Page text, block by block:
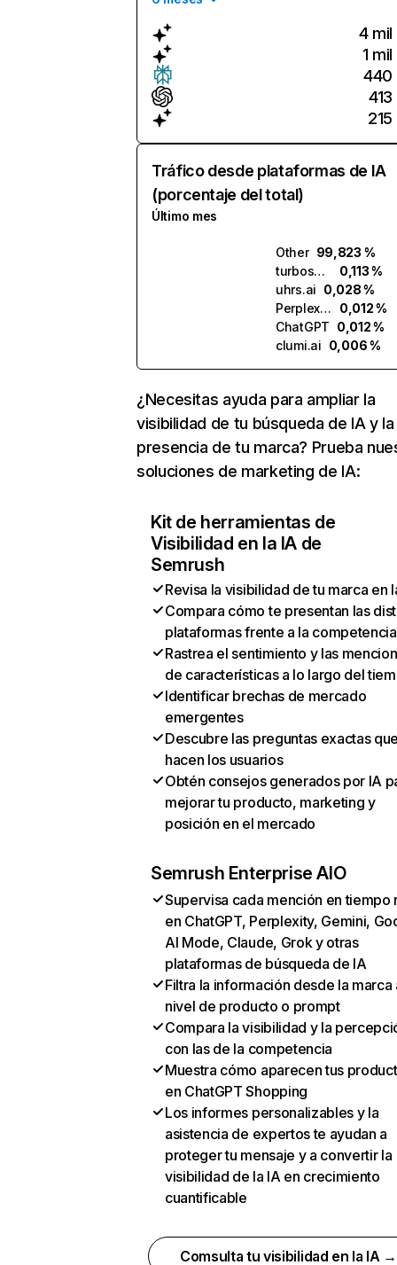
4 mil
1 mil
440
413
215
Tráfico desde plataformas de IA
(porcentaje del total)
Último mes
Other 99,823 %
turboscribe.ai
0,113 %
uhrs.ai 0,028 %
Perplexity
0,012 %
ChatGPT 0,012 %
clumi.ai 0,006 %
¿Necesitas ayuda para ampliar la
visibilidad de tu búsqueda de IA y la
presencia de tu marca? Prueba
soluciones de marketing de IA:
Kit de herramientas de
Visibilidad en la IA de
Semrush
Revisa la visibilidad de tu marca en
Compara cómo te presentan las
plataformas frente a la competencia
Rastrea el sentimiento y las
de características a lo largo del
Identificar brechas de mercado
emergentes
Descubre las preguntas exactas
hacen los usuarios
Obtén consejos generados por IA
mejorar tu producto, marketing y
posición en el mercado
Semrush Enterprise AIO
Supervisa cada mención en tiempo
en ChatGPT, Perplexity, Gemini,
AI Mode, Claude, Grok y otras
plataformas de búsqueda de IA
Filtra la información desde la marca
nivel de producto o prompt
Compara la visibilidad y la
con las de la competencia
Muestra cómo aparecen tus
en ChatGPT Shopping
Los informes personalizables y la
asistencia de expertos te ayudan a
proteger tu mensaje y a convertir la
visibilidad de la IA en crecimiento
cuantificable
Comsulta tu visibilidad en la IA →